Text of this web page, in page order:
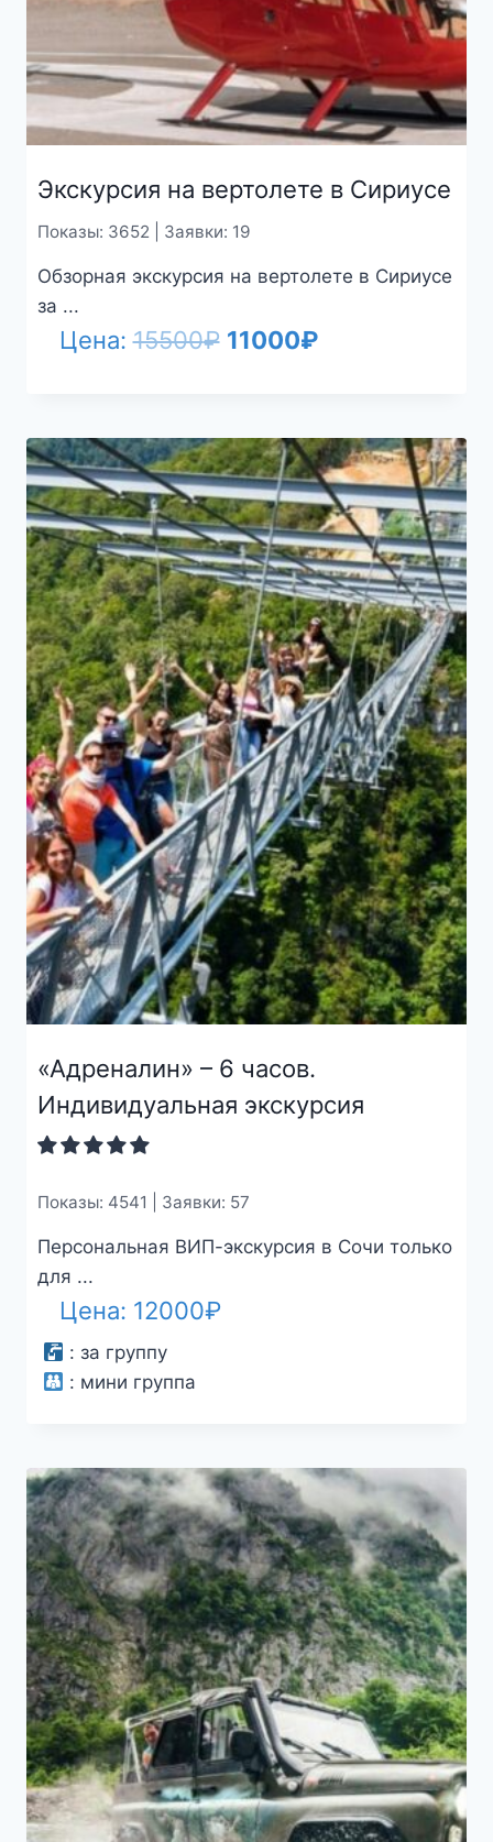
Экскурсия на вертолете в Сириусе
Показы: 3652 | Заявки: 19
Обзорная экскурсия на вертолете в Сириусе
за ...
Цена:15500₽ Первоначальная
15500₽.
11000₽Текущая
«Адреналин» – 6 часов.
Индивидуальная экскурсия
Показы: 4541 | Заявки: 57
Персональная ВИП-экскурсия в Сочи только
для ...
Цена: 12000₽
: за группу
: мини группа